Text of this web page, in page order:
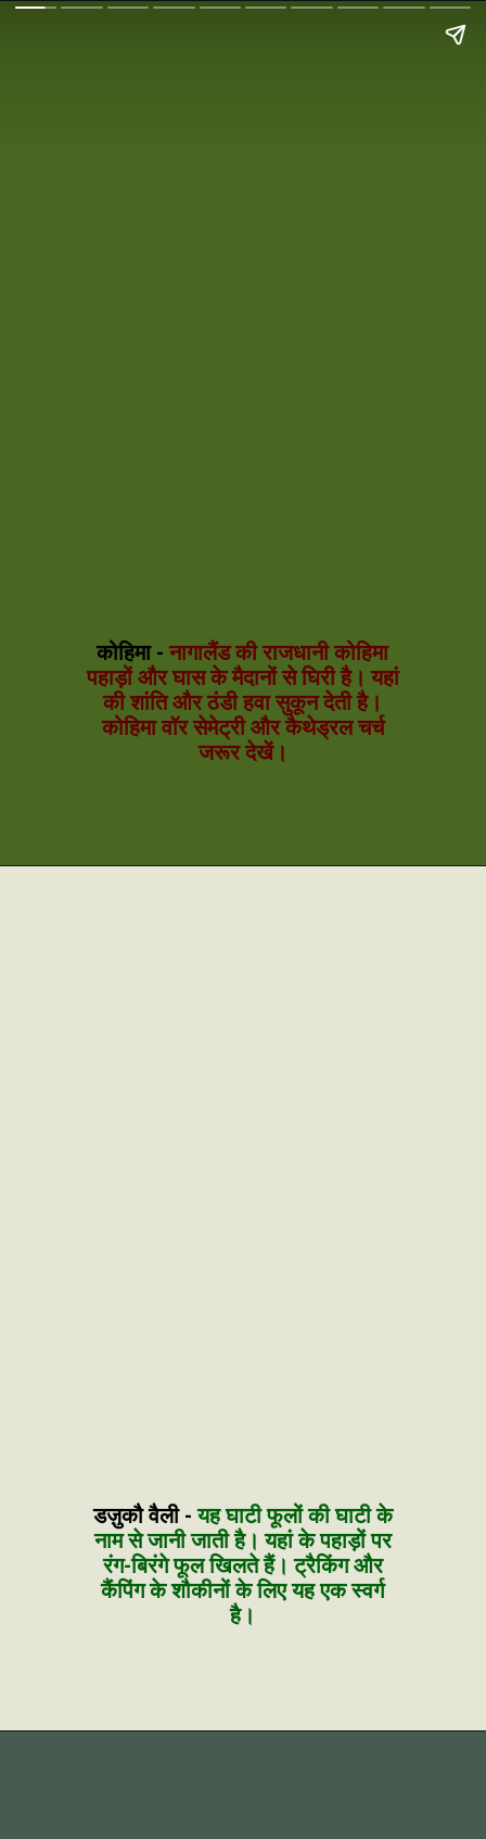
कोहिमा - नागालैंड की राजधानी कोहिमा
पहाड़ों और घास के मैदानों से घिरी है। यहां
की शांति और ठंडी हवा सुकून देती है।
कोहिमा वॉर सेमेट्री और कैथेड्रल चर्च
जरूर देखें।
डज़ुकौ वैली -यह घाटी फूलों की घाटी के
नाम से जानी जाती है। यहां के पहाड़ों पर
रंग-बिरंगे फूल खिलते हैं। ट्रैकिंग और
कैंपिंग के शौकीनों के लिए यह एक स्वर्ग
है।